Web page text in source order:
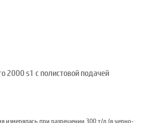
2000 s1 с полистовой подачей